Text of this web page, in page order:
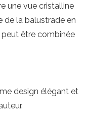
une vue cristalline
de la balustrade en
être combinée
design élégant et